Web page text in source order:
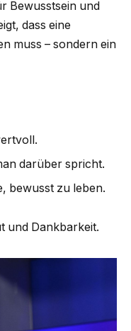
Bewusstsein und
dass eine
muss – sondern ein
darüber spricht.
bewusst zu leben.
und Dankbarkeit.